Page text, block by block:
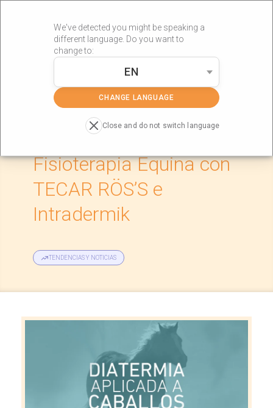
We've detected you might be speaking a
different language. Do you want to
change to:
EN
CHANGE LANGUAGE
Close and do not switch language
Equina con TECAR RÖS’S e Intradermik
Abriendo Camino en la
Fisioterapia Equina con
TECAR RÖS’S e
Intradermik
TENDENCIAS Y NOTICIAS